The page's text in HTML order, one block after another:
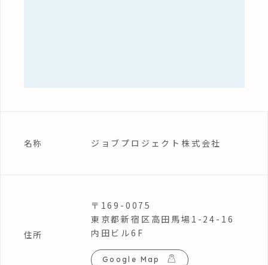
名称 ジョブプロジェクト株式会社
住所
〒169-0075
東京都新宿区高田馬場1-24-16
内田ビル6F
Google Map